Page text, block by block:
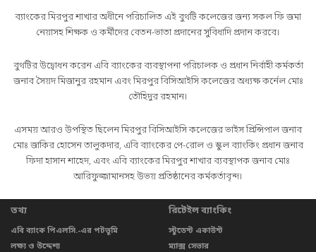
ব্যাংকের মিরপুর শাখার অধীনে পরিচালিত এই বুথটি কলেজের জন্য সকল ফি জমা
নেয়াসহ শিক্ষক ও কর্মীদের বেতন-ভাতা প্রদানের সুবিধাদি প্রদান করবে।
বুথটির উদ্বোধন করেন এবি ব্যাংকের ব্যবস্থাপনা পরিচালক ও প্রধান নির্বাহী কর্মকর্তা
জনাব সৈয়দ মিজানুর রহমান এবং মিরপুর বিসিআইসি কলেজের অধ্যক্ষ কর্নেল মোঃ
তৌহিদুর রহমান।
এসময় আরও উপস্থিত ছিলেন মিরপুর বিসিআইসি কলেজের ভাইস প্রিন্সিপাল জনাব
মোঃ জাকির হোসেন তালুকদার, এবি ব্যাংকের পে-রোল ও স্কুল ব্যাংকিং প্রধান জনাব
ফিদা হাসান শাহেদ, এবং এবি ব্যাংকের মিরপুর শাখার ব্যবস্থাপক জনাব মোঃ
আরিফুজ্জামানসহ উভয় প্রতিষ্ঠানের কর্মকর্তাবৃন্দ।
তথ্য
এবি ব্যাংক পিএলসি.-এর পটভূমি
লক্ষ্য ও উদ্দেশ্য
রিটেইল ব্যাংকিং
স্টুডেন্ট একাউন্ট
ম্যাক্স সেভার